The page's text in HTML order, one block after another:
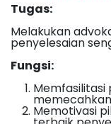
Tugas:
Melakukan
penyelesaian
Fungsi:
Memotivasi